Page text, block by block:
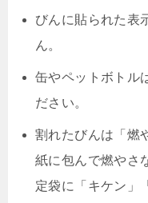
びんに貼られた表
ん。
缶やペットボトル
ださい。
割れたびんは「燃
紙に包んで燃やさ
定袋に「キケン」